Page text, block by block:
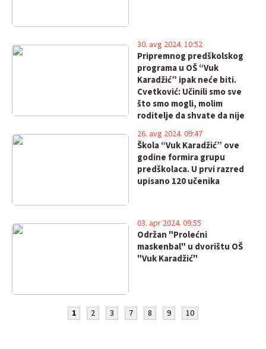
Pripremnog predškolskog
programa u OŠ “Vuk
Karadžić” ipak neće biti.
Cvetković: Učinili smo sve
što smo mogli, molim
roditelje da shvate da nije
30. avg 2024. 10:52
Škola “Vuk Karadžić” ove
godine formira grupu
predškolaca. U prvi razred
upisano 120 učenika
26. avg 2024. 09:47
Održan "Prolećni
maskenbal" u dvorištu OŠ
"Vuk Karadžić"
03. apr 2024. 09:55
1 2 3 7 8 9 10